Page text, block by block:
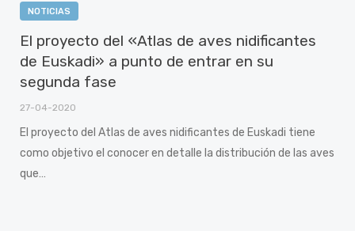
NOTICIAS
El proyecto del «Atlas de aves nidificantes
de Euskadi» a punto de entrar en su
segunda fase
27-04-2020
El proyecto del Atlas de aves nidificantes de Euskadi tiene
como objetivo el conocer en detalle la distribución de las aves
que…